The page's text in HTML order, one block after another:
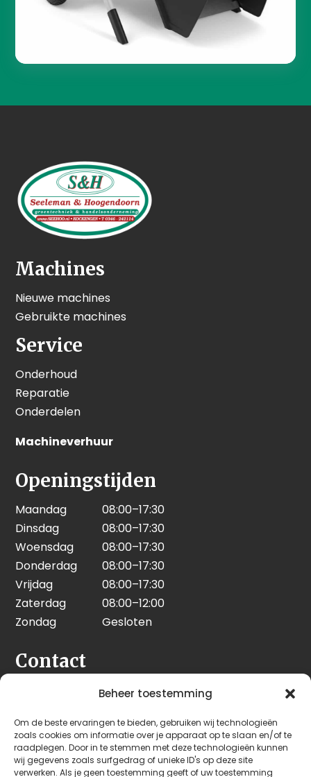
Beheer toestemming
Om de beste ervaringen te bieden, gebruiken wij technologieën
zoals cookies om informatie over je apparaat op te slaan en/of te
raadplegen. Door in te stemmen met deze technologieën kunnen
wij gegevens zoals surfgedrag of unieke ID's op deze site
verwerken. Als je geen toestemming geeft of uw toestemming
Machines
Nieuwe machines
Gebruikte machines
Service
Onderhoud
Reparatie
Onderdelen
Machineverhuur
Openingstijden
Maandag
08:00–17:30
Dinsdag
08:00–17:30
Woensdag
08:00–17:30
Donderdag
08:00–17:30
Vrijdag
08:00–17:30
Zaterdag
08:00–12:00
Zondag
Gesloten
Contact
Seeleman & Hoogendoorn
3628 GD Kockengen
Nederland